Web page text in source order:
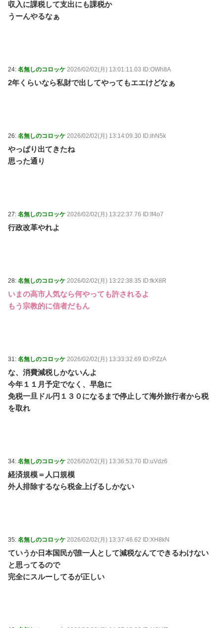
収入に課税して支出にも課税か
うーんやるなぁ
24: 名無しのコロッケ 2026/02/02(月) 13:01:11.03 ID:OWh8A
2年くらいなら私財で出してやってもエエけどなぁ
26: 名無しのコロッケ 2026/02/02(月) 13:14:09.30 ID:ihN5k
やっぱり出てきたね
思った通り
27: 名無しのコロッケ 2026/02/02(月) 13:22:37.76 ID:If4o7
行政改革やれよ
28: 名無しのコロッケ 2026/02/02(月) 13:22:38.35 ID:fkX8R
いまの高市人気なら何やっても許されるよ
もう宗教的に信者だもん
31: 名無しのコロッケ 2026/02/02(月) 13:33:32.69 ID:rPZzA
な、消費減税しかないんよ
今年１１月予定でなく、早急に
免税一旦ドル円１３０になるまで停止して海外旅行者から税
を取れ
34: 名無しのコロッケ 2026/02/02(月) 13:36:53.70 ID:uVdz6
経済規模＝人口規模
外人排除するなら税金上げるしかない
35: 名無しのコロッケ 2026/02/02(月) 13:37:46.62 ID:XH8kN
ていうか日本国民が誰一人として減税なんてできるわけない
と思ってるので
完全にスルーしてるが正しい